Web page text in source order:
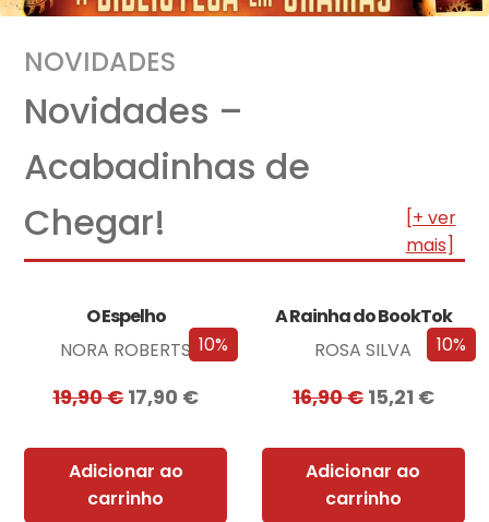
NOVIDADES
Novidades –
Acabadinhas de
Chegar!
[+ ver
mais]
10%
O Espelho
NORA ROBERTS
19,90€17,90 €
Adicionar ao
carrinho
10%
A Rainha do BookTok
ROSA SILVA
16,90€ 15,21 €
Adicionar ao
carrinho